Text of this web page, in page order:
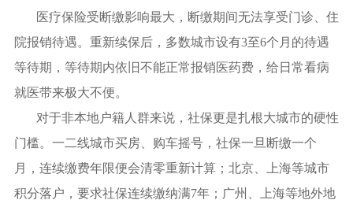
医疗保险受断缴影响最大，断缴期间无法享受门诊、住
院报销待遇。重新续保后，多数城市设有3至6个月的待遇
等待期，等待期内依旧不能正常报销医药费，给日常看病
就医带来极大不便。
对于非本地户籍人群来说，社保更是扎根大城市的硬性
门槛。一二线城市买房、购车摇号，社保一旦断缴一个
月，连续缴费年限便会清零重新计算；北京、上海等城市
积分落户，要求社保连续缴纳满7年；广州、上海等地外地